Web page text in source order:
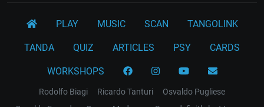
PLAY MUSIC SCAN TANGOLINK
TANDA QUIZ ARTICLES PSY CARDS
WORKSHOPS
Rodolfo Biagi Ricardo Tanturi
Osvaldo Pugliese